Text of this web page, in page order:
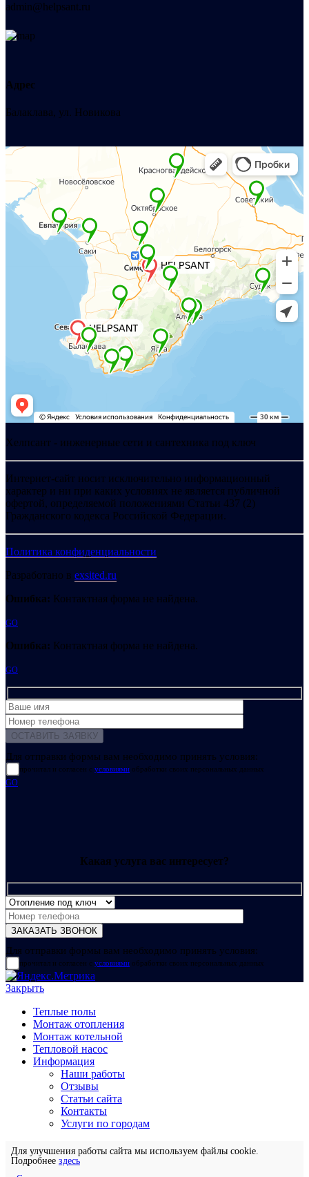
admin@helpsant.ru
Адрес
Балаклава, ул. Новикова
Хелпсант - инженерные сети и сантехника под ключ
Интернет-сайт носит исключительно информационный
характер и ни при каких условиях не является публичной
офертой, определяемой положениями Статьи 437 (2)
Гражданского кодекса Российской Федерации.
Политика конфиденциальности
Разработано в exsited.ru
Ошибка: Контактная форма не найдена.
GO
Ошибка: Контактная форма не найдена.
GO
Для отправки формы вам необходимо принять условия:
прочитал и согласен с условиями обработки своих персональных данных
GO
Какая услуга вас интересует?
Для отправки формы вам необходимо принять условия:
прочитал и согласен с условиями обработки своих персональных данных
Закрыть
Теплые полы
Монтаж отопления
Монтаж котельной
Тепловой насос
Информация
Наши работы
Отзывы
Статьи сайта
Контакты
Услуги по городам
Для улучшения работы сайта мы используем файлы cookie.
Подробнее здесь